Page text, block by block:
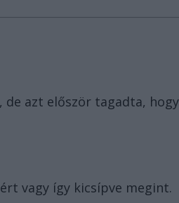
azt először tagadta, hogy
vagy így kicsípve megint.